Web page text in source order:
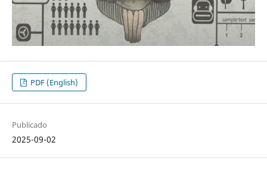
PDF (English)
Publicado
2025-09-02